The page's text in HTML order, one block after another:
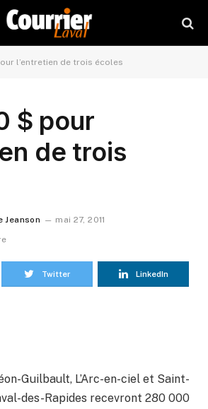
l’entretien de trois écoles
$ pour
de trois
Jeanson
mai 27, 2011
Twitter LinkedIn
Guilbault, L’Arc-en-ciel et Saint-
des-Rapides recevront 280 000